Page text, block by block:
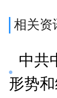
相关资
中共
形势